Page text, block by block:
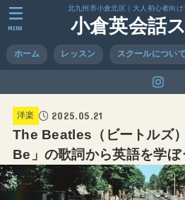
北九州市小倉北区｜大人初心者向
小倉英会話
ホーム レッスン スクールについて
MENU
洋楽 2025.05.21
The Beatles（ビートルズ
Be」の歌詞から英語を学ぼ